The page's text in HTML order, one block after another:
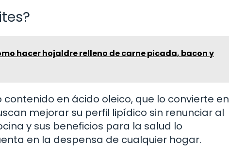
hacer hojaldre relleno de carne picada, bacon y
en ácido oleico, que lo convierte en
mejorar su perfil lipídico sin renunciar al
y sus beneficios para la salud lo
en la despensa de cualquier hogar.